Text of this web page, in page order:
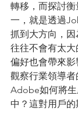
轉移，而探討
一，就是透過
抓到大方向，
往往不會有太
偏好也會帶來
觀察行業領導
Adobe如何將
中？這對用戶